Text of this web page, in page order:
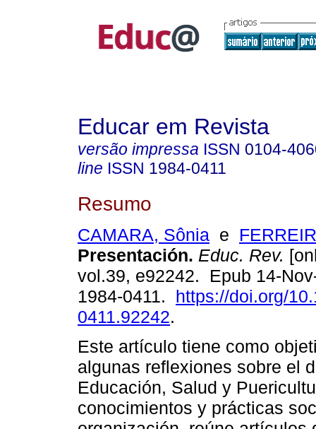
Educar em Revista
versão impressa ISSN 0104-
line ISSN 1984-0411
Resumo
CAMARA, Sônia e
Presentación. Educ. Rev.
vol.39, e92242. Epub 14-
1984-0411. https://doi.org/
0411.92242.
Este artículo tiene como
algunas reflexiones sobre el
Educación, Salud y
conocimientos y prácticas